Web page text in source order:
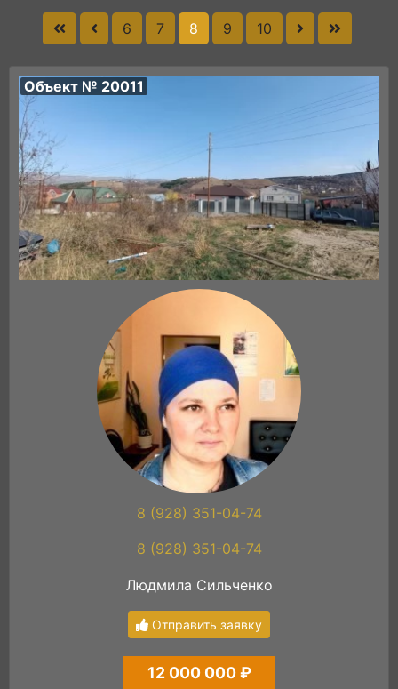
6 7 8 9 10
Объект № 20011
8 (928) 351-04-74
8 (928) 351-04-74
Людмила Сильченко
Отправить заявку
12 000 000 ₽